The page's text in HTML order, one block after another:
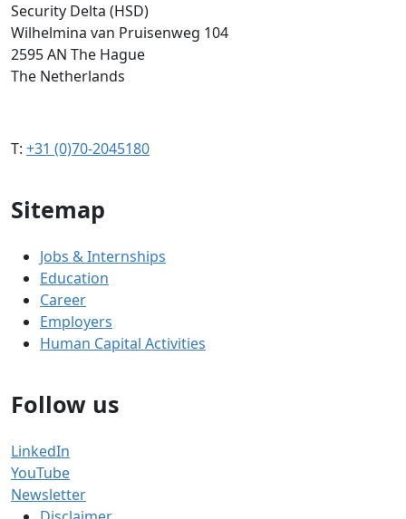
Security Delta (HSD)
Wilhelmina van Pruisenweg 104
2595 AN The Hague
The Netherlands
T: +31 (0)70-2045180
Sitemap
Jobs & Internships
Education
Career
Employers
Human Capital Activities
Follow us
LinkedIn
YouTube
Newsletter